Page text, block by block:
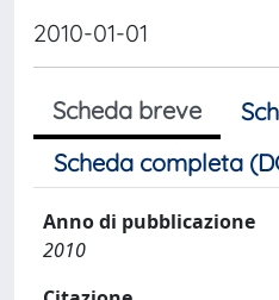
2010-01-01
Scheda breve
Scheda completa
Anno di pubblicazione
2010